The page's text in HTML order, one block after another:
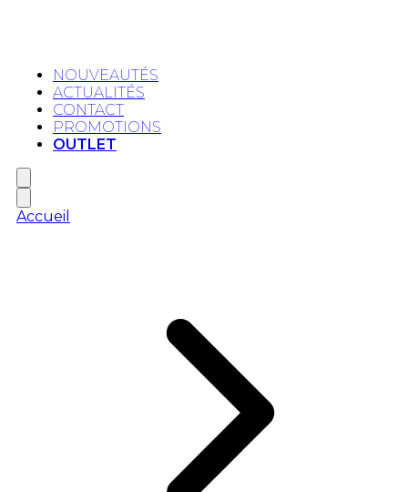
NOUVEAUTÉS
ACTUALITÉS
CONTACT
PROMOTIONS
OUTLET
Accueil